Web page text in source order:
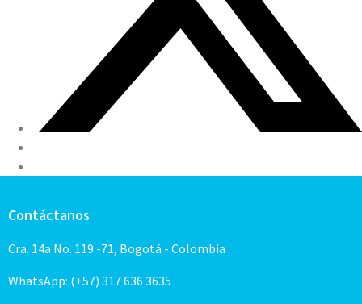
Contáctanos
Cra. 14a No. 119 -71, Bogotá - Colombia
WhatsApp: (+57) 317 636 3635